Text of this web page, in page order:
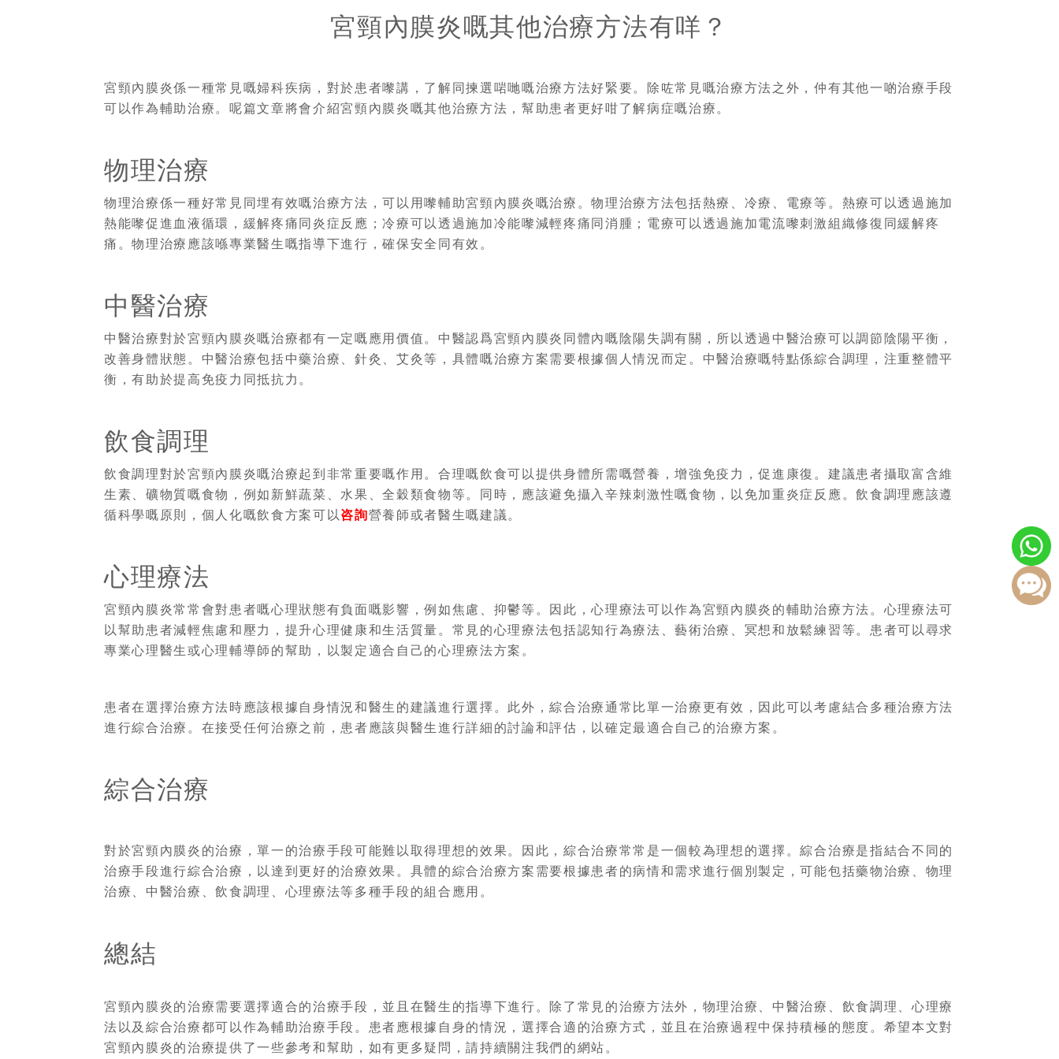
宮頸內膜炎嘅其他治療方法有咩？
宮頸內膜炎係一種常見嘅婦科疾病，對於患者嚟講，了解同揀選啱哋嘅治療方法好緊要。除咗常見嘅治療方法之外，仲有其他一啲治療手段
可以作為輔助治療。呢篇文章將會介紹宮頸內膜炎嘅其他治療方法，幫助患者更好咁了解病症嘅治療。
物理治療
物理治療係一種好常見同埋有效嘅治療方法，可以用嚟輔助宮頸內膜炎嘅治療。物理治療方法包括熱療、冷療、電療等。熱療可以透過施加
熱能嚟促進血液循環，緩解疼痛同炎症反應；冷療可以透過施加冷能嚟減輕疼痛同消腫；電療可以透過施加電流嚟刺激組織修復同緩解疼
痛。物理治療應該喺專業醫生嘅指導下進行，確保安全同有效。
中醫治療
中醫治療對於宮頸內膜炎嘅治療都有一定嘅應用價值。中醫認爲宮頸內膜炎同體內嘅陰陽失調有關，所以透過中醫治療可以調節陰陽平衡，
改善身體狀態。中醫治療包括中藥治療、針灸、艾灸等，具體嘅治療方案需要根據個人情況而定。中醫治療嘅特點係綜合調理，注重整體平
衡，有助於提高免疫力同抵抗力。
飲食調理
飲食調理對於宮頸內膜炎嘅治療起到非常重要嘅作用。合理嘅飲食可以提供身體所需嘅營養，增強免疫力，促進康復。建議患者攝取富含維
生素、礦物質嘅食物，例如新鮮蔬菜、水果、全穀類食物等。同時，應該避免攝入辛辣刺激性嘅食物，以免加重炎症反應。飲食調理應該遵
循科學嘅原則，個人化嘅飲食方案可以 咨詢營養師或者醫生嘅建議。
心理療法
宮頸內膜炎常常會對患者嘅心理狀態有負面嘅影響，例如焦慮、抑鬱等。因此，心理療法可以作為宮頸內膜炎的輔助治療方法。心理療法可
以幫助患者減輕焦慮和壓力，提升心理健康和生活質量。常見的心理療法包括認知行為療法、藝術治療、冥想和放鬆練習等。患者可以尋求
專業心理醫生或心理輔導師的幫助，以製定適合自己的心理療法方案。
患者在選擇治療方法時應該根據自身情況和醫生的建議進行選擇。此外，綜合治療通常比單一治療更有效，因此可以考慮結合多種治療方法
進行綜合治療。在接受任何治療之前，患者應該與醫生進行詳細的討論和評估，以確定最適合自己的治療方案。
綜合治療
對於宮頸內膜炎的治療，單一的治療手段可能難以取得理想的效果。因此，綜合治療常常是一個較為理想的選擇。綜合治療是指結合不同的
治療手段進行綜合治療，以達到更好的治療效果。具體的綜合治療方案需要根據患者的病情和需求進行個別製定，可能包括藥物治療、物理
治療、中醫治療、飲食調理、心理療法等多種手段的組合應用。
總結
宮頸內膜炎的治療需要選擇適合的治療手段，並且在醫生的指導下進行。除了常見的治療方法外，物理治療、中醫治療、飲食調理、心理療
法以及綜合治療都可以作為輔助治療手段。患者應根據自身的情況，選擇合適的治療方式，並且在治療過程中保持積極的態度。希望本文對
宮頸內膜炎的治療提供了一些參考和幫助，如有更多疑問，請持續關注我們的網站。